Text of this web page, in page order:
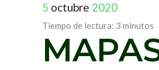
5 octubre 2020
Tiempo de lectura: 3 minutos